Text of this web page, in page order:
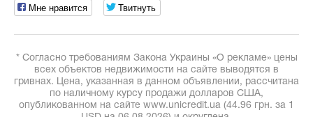
Мне нравится Твитнуть
* Согласно требованиям Закона Украины «О рекламе» цены
всех объектов недвижимости на сайте выводятся в
гривнах. Цена, указанная в данном объявлении, рассчитана
по наличному курсу продажи долларов США,
опубликованном на сайте www.unicredit.ua (44.96 грн. за 1